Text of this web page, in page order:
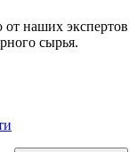
наших экспертов
сырья.